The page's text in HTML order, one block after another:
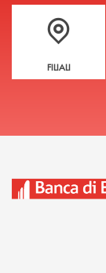
Trova la filiale più
FILIALI